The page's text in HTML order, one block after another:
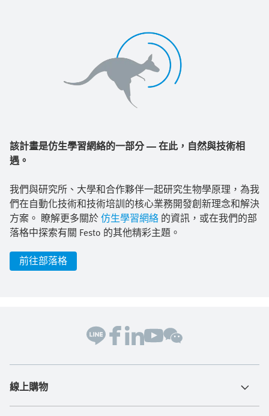
該計畫是仿生學習網絡的一部分 — 在此，自然與技術相
遇。
我們與研究所、大學和合作夥伴一起研究生物學原理，為我
們在自動化技術和技術培訓的核心業務開發創新理念和解決
方案。 瞭解更多關於仿生學習網絡 的資訊，或在我們的部
落格中探索有關 Festo 的其他精彩主題。
前往部落格
線上購物